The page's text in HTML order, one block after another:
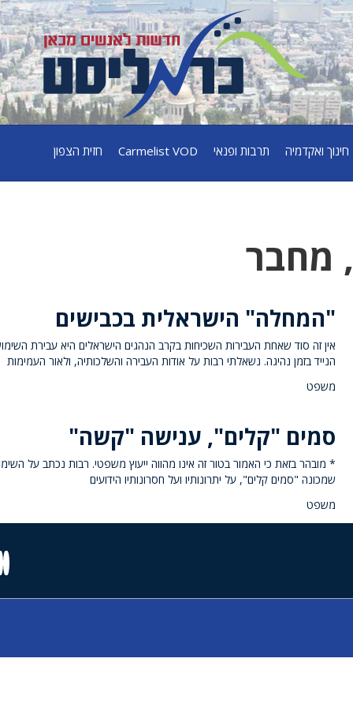
חינוך ואקדמיה תרבות ופנאי Carmelist VOD חזית הצפון
, מחבר
"המחלה" הישראלית בכבישים
אין זה סוד שאחת העבירות השכיחות בקרב הנהגים הישראלים היא עבירת
הנייד בזמן נהיגה. נשאלתי רבות על אודות העבירה והשלכותיה, ולאור העמימות
משפט
סמים "קלים", ענישה "קשה"
* מובהר בזאת כי האמור בטור זה אינו מהווה ייעוץ משפטי. רבות נכתב על
שמכונה "סמים קלים", על יתרונותיו ועל חסרונותיו הידועים
משפט